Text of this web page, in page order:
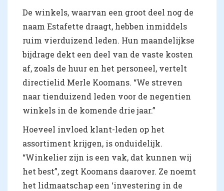
De winkels, waarvan een groot deel nog de
naam Estafette draagt, hebben inmiddels
ruim vierduizend leden. Hun maandelijkse
bijdrage dekt een deel van de vaste kosten
af, zoals de huur en het personeel, vertelt
directielid Merle Koomans. “We streven
naar tienduizend leden voor de negentien
winkels in de komende drie jaar.”
Hoeveel invloed klant-leden op het
assortiment krijgen, is onduidelijk.
“Winkelier zijn is een vak, dat kunnen wij
het best”, zegt Koomans daarover. Ze noemt
het lidmaatschap een ‘investering in de